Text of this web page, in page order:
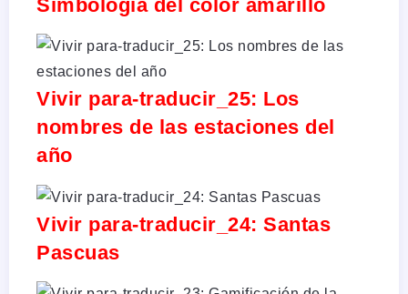
Simbología del color amarillo
Vivir para-traducir_25: Los
nombres de las estaciones del
año
Vivir para-traducir_24: Santas
Pascuas